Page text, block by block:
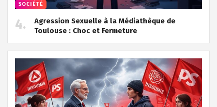
SOCIÉTÉ
Agression Sexuelle à la Médiathèque de
Toulouse : Choc et Fermeture